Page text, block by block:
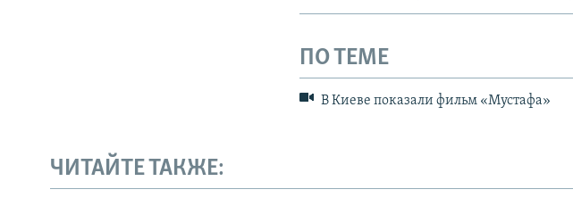
ПО ТЕМЕ
В Киеве показали фильм «Мустафа»
ЧИТАЙТЕ ТАКЖЕ: